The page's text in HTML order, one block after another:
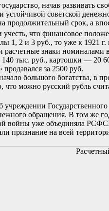
начав развивать
советской
продолжительный срок, а
учесть, что финансовое
1, 2 и 3 руб., то уже к 1921
знаки
тыс. руб., картошки — 20
за 2500 руб.
большого богатства, в
можно русский рубль
обращения. В том
войны уже объединяла
признание на всей